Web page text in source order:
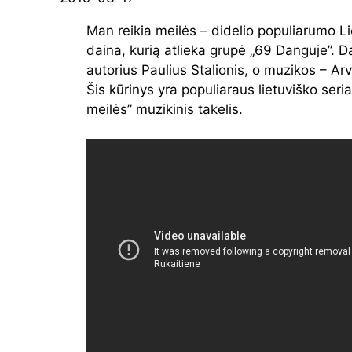
Man reikia meilės – didelio populiarumo
daina, kurią atlieka grupė „69 Danguje”.
autorius Paulius Stalionis, o muzikos –
Šis kūrinys yra populiaraus lietuviško
meilės” muzikinis takelis.